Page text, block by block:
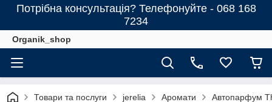
Потрібна консультація? Телефонуйте - 068 168
7234
Organik_shop
Товари та послуги jerelia Аромати Автопарфум